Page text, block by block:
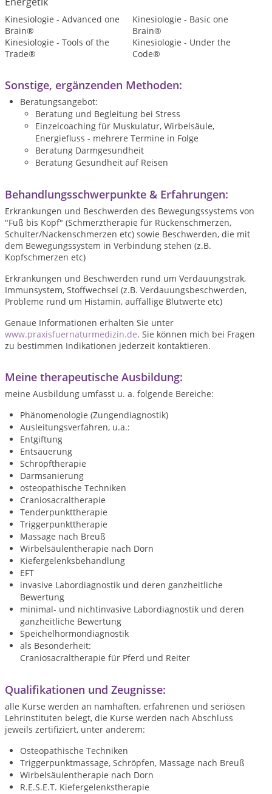
Kinesiologie - Advanced one
Brain®
Kinesiologie - Basic one
Brain®
Kinesiologie - Tools of the
Trade®
Kinesiologie - Under the
Code®
Sonstige, ergänzenden Methoden:
Beratungsangebot:
Beratung und Begleitung bei Stress
Einzelcoaching für Muskulatur, Wirbelsäule,
Energiefluss - mehrere Termine in Folge
Beratung Darmgesundheit
Beratung Gesundheit auf Reisen
Behandlungsschwerpunkte & Erfahrungen:
Erkrankungen und Beschwerden des Bewegungssystems von
"Fuß bis Kopf" (Schmerztherapie für Rückenschmerzen,
Schulter/Nackenschmerzen etc) sowie Beschwerden, die mit
dem Bewegungssystem in Verbindung stehen (z.B.
Kopfschmerzen etc)
Erkrankungen und Beschwerden rund um Verdauungstrak,
Immunsystem, Stoffwechsel (z.B. Verdauungsbeschwerden,
Probleme rund um Histamin, auffällige Blutwerte etc)
Genaue Informationen erhalten Sie unter
www.praxisfuernaturmedizin.de. Sie können mich bei Fragen
zu bestimmen Indikationen jederzeit kontaktieren.
Meine therapeutische Ausbildung:
meine Ausbildung umfasst u. a. folgende Bereiche:
Phänomenologie (Zungendiagnostik)
Ausleitungsverfahren, u.a.:
Entgiftung
Entsäuerung
Schröpftherapie
Darmsanierung
osteopathische Techniken
Craniosacraltherapie
Tenderpunkttherapie
Triggerpunkttherapie
Massage nach Breuß
Wirbelsäulentherapie nach Dorn
Kiefergelenksbehandlung
EFT
invasive Labordiagnostik und deren ganzheitliche
Bewertung
minimal- und nichtinvasive Labordiagnostik und deren
ganzheitliche Bewertung
Speichelhormondiagnostik
als Besonderheit:
Craniosacraltherapie für Pferd und Reiter
Qualifikationen und Zeugnisse:
alle Kurse werden an namhaften, erfahrenen und seriösen
Lehrinstituten belegt, die Kurse werden nach Abschluss
jeweils zertifiziert, unter anderem:
Osteopathische Techniken
Triggerpunktmassage, Schröpfen, Massage nach Breuß
Wirbelsäulentherapie nach Dorn
R.E.S.E.T. Kiefergelenkstherapie